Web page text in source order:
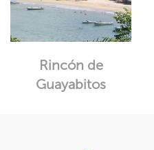
Rincón de
Guayabitos